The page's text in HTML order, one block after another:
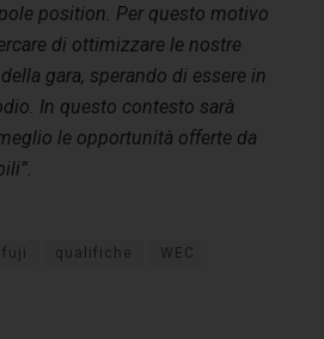
position. Per questo motivo
di ottimizzare le nostre
gara, sperando di essere in
In questo contesto sarà
le opportunità offerte da
fuji qualifiche WEC